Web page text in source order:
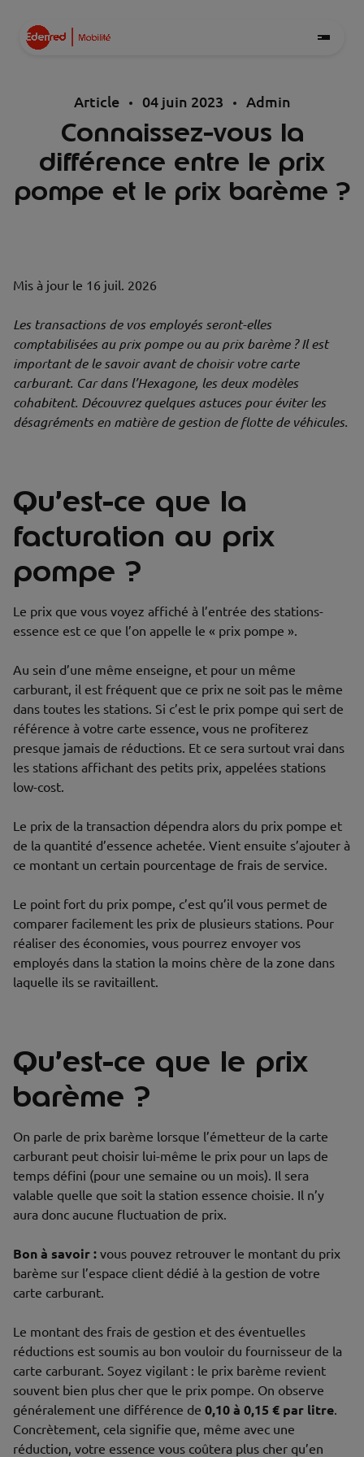
Article 04 juin 2023 Admin
Connaissez-vous la
différence entre le prix
pompe et le prix barème ?
Mis à jour le 16 juil. 2026
Les transactions de vos employés seront-elles
comptabilisées au prix pompe ou au prix barème ? Il est
important de le savoir avant de choisir votre carte
carburant. Car dans l’Hexagone, les deux modèles
cohabitent. Découvrez quelques astuces pour éviter les
désagréments en matière de gestion de flotte de véhicules.
Qu’est-ce que la
facturation au prix
pompe ?
Le prix que vous voyez affiché à l’entrée des stations-
essence est ce que l’on appelle le « prix pompe ».
Au sein d’une même enseigne, et pour un même
carburant, il est fréquent que ce prix ne soit pas le même
dans toutes les stations. Si c’est le prix pompe qui sert de
référence à votre carte essence, vous ne profiterez
presque jamais de réductions. Et ce sera surtout vrai dans
les stations affichant des petits prix, appelées stations
low-cost.
Le prix de la transaction dépendra alors du prix pompe et
de la quantité d’essence achetée. Vient ensuite s’ajouter à
ce montant un certain pourcentage de frais de service.
Le point fort du prix pompe, c’est qu’il vous permet de
comparer facilement les prix de plusieurs stations. Pour
réaliser des économies, vous pourrez envoyer vos
employés dans la station la moins chère de la zone dans
laquelle ils se ravitaillent.
Qu’est-ce que le prix
barème ?
On parle de prix barème lorsque l’émetteur de la carte
carburant peut choisir lui-même le prix pour un laps de
temps défini (pour une semaine ou un mois). Il sera
valable quelle que soit la station essence choisie. Il n’y
aura donc aucune fluctuation de prix.
Bon à savoir : vous pouvez retrouver le montant du prix
barème sur l’espace client dédié à la gestion de votre
carte carburant.
Le montant des frais de gestion et des éventuelles
réductions est soumis au bon vouloir du fournisseur de la
carte carburant. Soyez vigilant : le prix barème revient
souvent bien plus cher que le prix pompe. On observe
généralement une différence de 0,10 à 0,15 € par litre.
Concrètement, cela signifie que, même avec une
réduction, votre essence vous coûtera plus cher qu’en